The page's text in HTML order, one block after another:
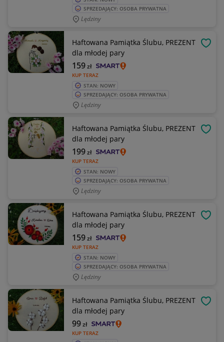
SPRZEDAJĄCY: OSOBA PRYWATNA
Lędziny
Haftowana Pamiątka Ślubu, PREZENT
dla młodej pary
KUP TERAZ
159zł
STAN: NOWY
SPRZEDAJĄCY: OSOBA PRYWATNA
Lędziny
Haftowana Pamiątka Ślubu, PREZENT
dla młodej pary
KUP TERAZ
199zł
STAN: NOWY
SPRZEDAJĄCY: OSOBA PRYWATNA
Lędziny
Haftowana Pamiątka Ślubu, PREZENT
dla młodej pary
KUP TERAZ
159zł
STAN: NOWY
SPRZEDAJĄCY: OSOBA PRYWATNA
Lędziny
Haftowana Pamiątka Ślubu, PREZENT
dla młodej pary
KUP TERAZ
99zł